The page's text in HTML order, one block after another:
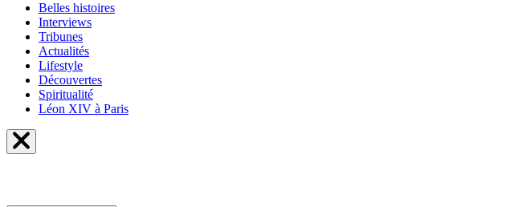
Belles histoires
Interviews
Tribunes
Actualités
Lifestyle
Découvertes
Spiritualité
Léon XIV à Paris